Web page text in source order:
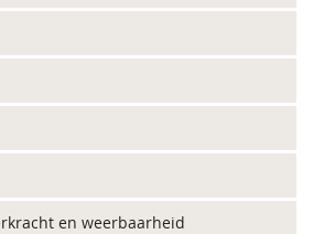
en weerbaarheid